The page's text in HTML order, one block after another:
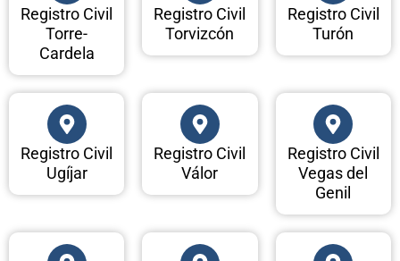
Registro Civil
Torre-
Cardela
Registro Civil
Torvizcón
Registro Civil
Turón
Registro Civil
Ugíjar
Registro Civil
Válor
Registro Civil
Vegas del
Genil